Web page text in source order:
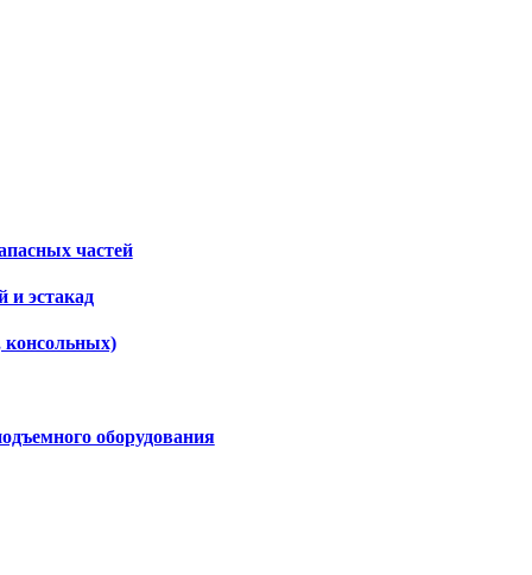
частей
и эстакад
консольных)
оборудования